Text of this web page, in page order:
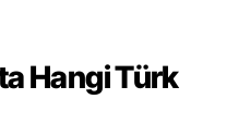
Hangi Türk